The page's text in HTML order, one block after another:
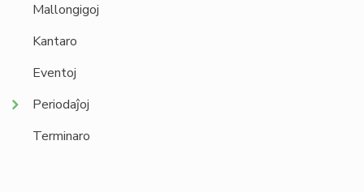
Mallongigoj
Kantaro
Eventoj
Periodaĵoj
Terminaro